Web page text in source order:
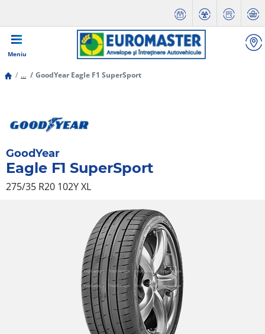
Meniu
... GoodYear Eagle F1 SuperSport
GoodYear
Eagle F1 SuperSport
275/35 R20 102YXL